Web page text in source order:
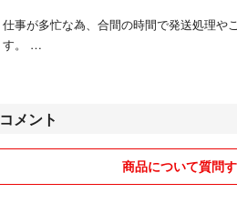
仕事が多忙な為、合間の時間で発送処理や
す。
申し訳御座いませんが、直ぐに対応ができ
♦︎当方負担の場合、基本的に匿名配送になり
その分、販売価格が少し高めとなっており
コメント
商品について質問